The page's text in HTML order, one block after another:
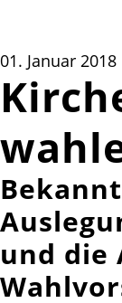
01. Januar 2018
und die